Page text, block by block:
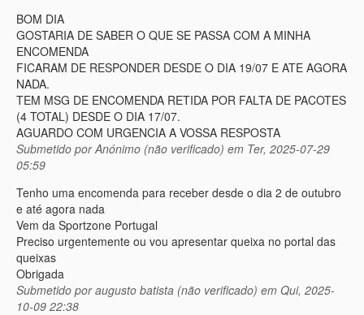
BOM DIA
GOSTARIA DE SABER O QUE SE PASSA COM A MINHA
ENCOMENDA
FICARAM DE RESPONDER DESDE O DIA 19/07 E ATE AGORA
NADA.
TEM MSG DE ENCOMENDA RETIDA POR FALTA DE PACOTES
(4 TOTAL) DESDE O DIA 17/07.
AGUARDO COM URGENCIA A VOSSA RESPOSTA
Submetido porAnónimo (não verificado) em Ter, 2025-07-29
05:59
Tenho uma encomenda para receber desde o dia 2 de outubro
e até agora nada
Vem da Sportzone Portugal
Preciso urgentemente ou vou apresentar queixa no portal das
queixas
Obrigada
Submetido poraugusto batista (não verificado) em Qui, 2025-
10-09 22:38